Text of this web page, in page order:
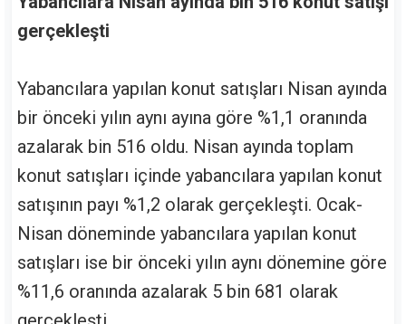
gerçekleşti
Yabancılara yapılan konut satışları Nisan ayında
bir önceki yılın aynı ayına göre %1,1 oranında
azalarak bin 516 oldu. Nisan ayında toplam
konut satışları içinde yabancılara yapılan konut
satışının payı %1,2 olarak gerçekleşti. Ocak-
Nisan döneminde yabancılara yapılan konut
satışları ise bir önceki yılın aynı dönemine göre
%11,6 oranında azalarak 5 bin 681 olarak